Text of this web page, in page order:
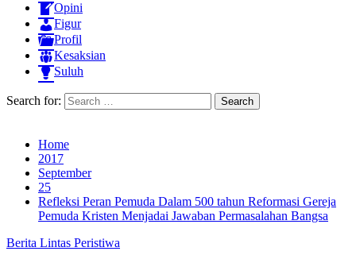
Opini
Figur
Profil
Kesaksian
Suluh
Search for:
Home
2017
September
25
Refleksi Peran Pemuda Dalam 500 tahun Reformasi Gereja
Pemuda Kristen Menjadai Jawaban Permasalahan Bangsa
Berita Lintas Peristiwa